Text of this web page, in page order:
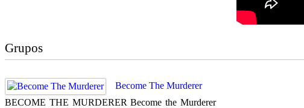
Grupos
Become The Murderer
BECOME THE MURDERER Become the Murderer